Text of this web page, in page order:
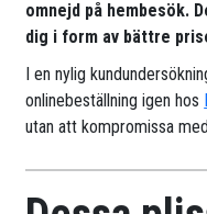
omnejd på hembesök.
dig i form av bättre
I en nylig
onlinebeställning igen hos
utan att kompromissa